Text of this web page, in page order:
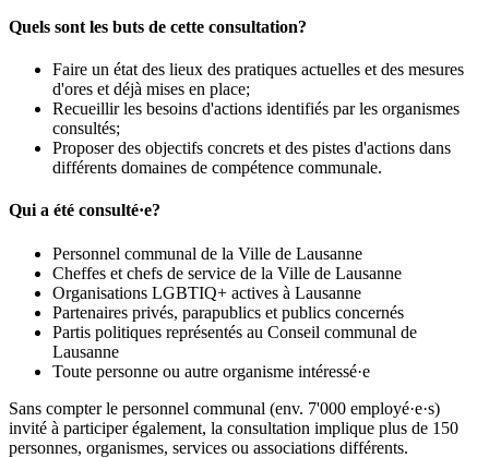
Quels sont les buts de cette consultation?
Faire un état des lieux des pratiques actuelles et des mesures
d'ores et déjà mises en place;
Recueillir les besoins d'actions identifiés par les organismes
consultés;
Proposer des objectifs concrets et des pistes d'actions dans
différents domaines de compétence communale.
Qui a été consulté·e?
Personnel communal de la Ville de Lausanne
Cheffes et chefs de service de la Ville de Lausanne
Organisations LGBTIQ+ actives à Lausanne
Partenaires privés, parapublics et publics concernés
Partis politiques représentés au Conseil communal de
Lausanne
Toute personne ou autre organisme intéressé·e
Sans compter le personnel communal (env. 7'000 employé·e·s)
invité à participer également, la consultation implique plus de 150
personnes, organismes, services ou associations différents.